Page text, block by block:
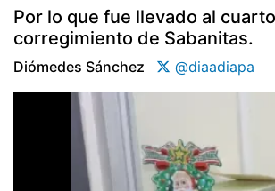
Por lo que fue llevado al
corregimiento de Sabanitas.
Diómedes Sánchez @diaadiapa